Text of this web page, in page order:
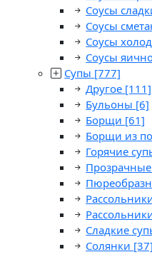
Соусы
Соусы
Соусы
Соусы
Супы [777]
Другое [111]
Бульоны [6]
Борщи [61]
Борщи из
Горячие
Сладкие
Солянки [37]